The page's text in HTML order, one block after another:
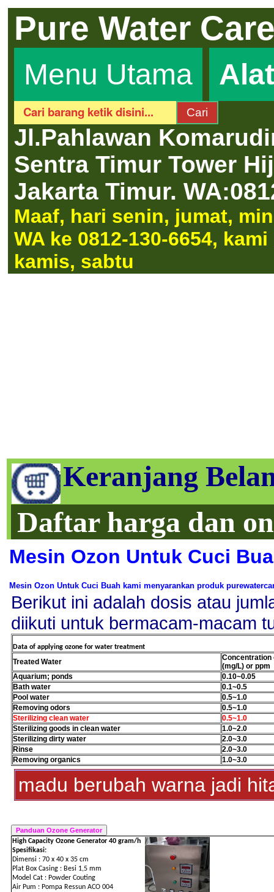
Pure Water
Menu Utama
Jl.Pahlawan
Sentra Timur Tower
Jakarta Timur.
Maaf, hari senin, jumat,
WA ke 0812-130-6654,
kamis, sabtu
Keranjang
Daftar harga dan
Mesin Ozon Untuk Cuci
Mesin Ozon Untuk Cuci Buah kami menyarankan produk
Berikut ini adalah dosis atau
diikuti untuk bermacam-macam
Data of applying ozone for water treatment
Treated Water
Concentration
(mg/L) or ppm
Aquarium; ponds
0.10~0.05
Bath water
0.1~0.5
Pool water
0.5~1.0
Removing odors
0.5~1.0
Sterilizing clean water
0.5~1.0
Sterilizing goods in clean water
1.0~2.0
Sterilizing dirty water
2.0~3.0
Rinse
2.0~3.0
Removing organics
1.0~3.0
madu berubah warna jadi
High Capacity Ozone Generator 40 gram/h
Spesifikasi:
Dimensi : 70 x 40 x 35 cm
Plat Box Casing : Besi 1,5 mm
Model Cat : Powder Couting
Air Pum : Pompa Ressun ACO 004